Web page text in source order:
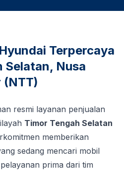
Terpercaya
Selatan, Nusa
(NTT)
resmi layanan penjualan
Timor Tengah Selatan
memberikan
sedang mencari mobil
prima dari tim